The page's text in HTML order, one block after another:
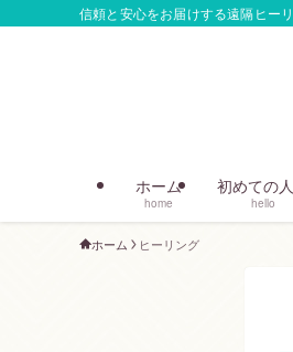
信頼と安心をお届けする遠隔ヒー
ホーム
home
初めての
hello
ホーム ヒーリング